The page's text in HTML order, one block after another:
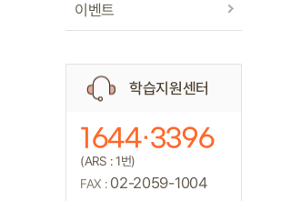
이벤트
학습지원센터
1644·3396
(ARS : 1번)
FAX :02-2059-1004